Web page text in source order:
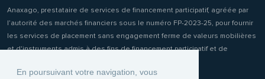
En poursuivant votre navigation, vous
Anaxago, prestataire de services de financement participatif, agréée par
l’autorité des marchés financiers sous le numéro FP-2023-25, pour fournir
les services de placement sans engagement ferme de valeurs mobilières
et d'instruments admis à des fins de financement participatif et de